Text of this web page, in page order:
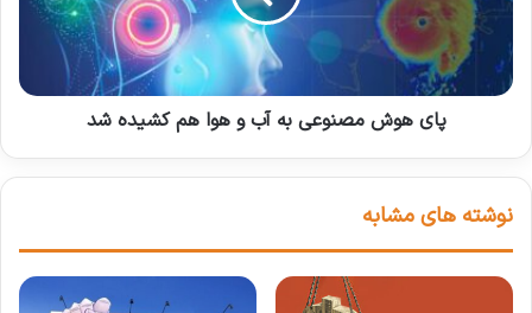
پای هوش مصنوعی به آب و هوا هم کشیده شد
نوشته های مشابه